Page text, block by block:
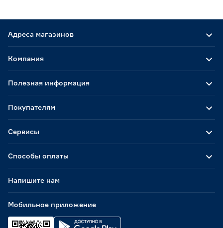
Адреса магазинов
Способы оплаты
Мобильное приложение
Компания
Полезная информация
Покупателям
Сервисы
Напишите нам